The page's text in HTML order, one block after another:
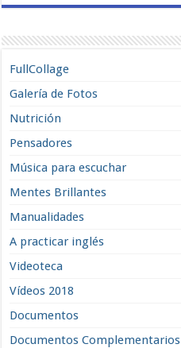
FullCollage
Galería de Fotos
Nutrición
Pensadores
Música para escuchar
Mentes Brillantes
Manualidades
A practicar inglés
Videoteca
Vídeos 2018
Documentos
Documentos Complementarios